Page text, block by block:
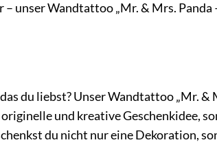
unser Wandtattoo „Mr. & Mrs.
du liebst? Unser Wandtattoo „Mr.
und kreative Geschenkidee,
du nicht nur eine Dekoration,